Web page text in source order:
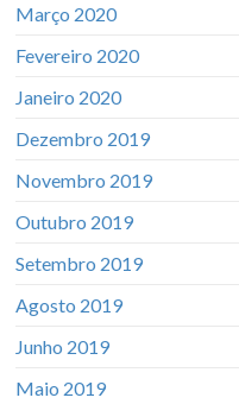
Março 2020
Fevereiro 2020
Janeiro 2020
Dezembro 2019
Novembro 2019
Outubro 2019
Setembro 2019
Agosto 2019
Junho 2019
Maio 2019